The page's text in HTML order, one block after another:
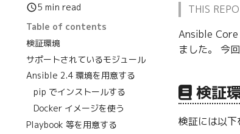
5 min read
Table of contents
検証環境
サポートされているモジュール
Ansible 2.4 環境を用意する
pip でインストールする
Docker イメージを使う
Playbook 等を用意する
THIS
Ansible Core
ました。 今
検証
検証には以下